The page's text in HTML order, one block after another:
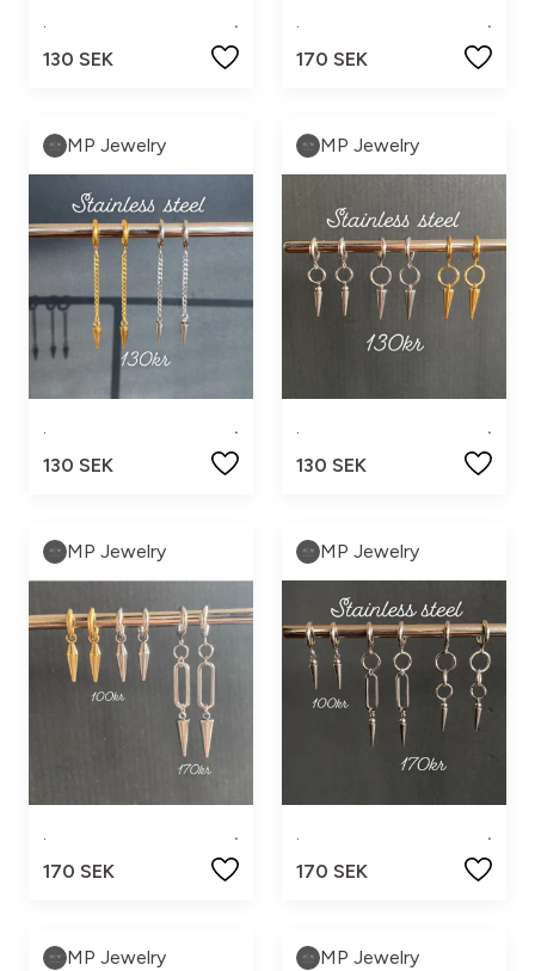
.
.
130 SEK
.
.
170 SEK
MP Jewelry
.
.
130 SEK
MP Jewelry
.
.
130 SEK
MP Jewelry
.
.
170 SEK
MP Jewelry
.
.
170 SEK
MP Jewelry MP Jewelry